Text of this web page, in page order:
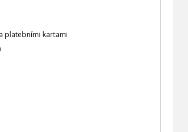
platebními kartami